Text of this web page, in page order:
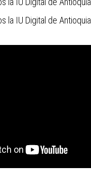
la IU Digital de Antioquia